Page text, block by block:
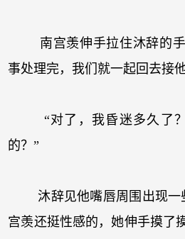
南宫羡伸手拉住沐辞的手
事处理完，我们就一起回去接
“对了，我昏迷多久了？
的？”
沐辞见他嘴唇周围出现一
宫羡还挺性感的，她伸手摸了